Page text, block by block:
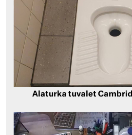
Alaturka tuvalet